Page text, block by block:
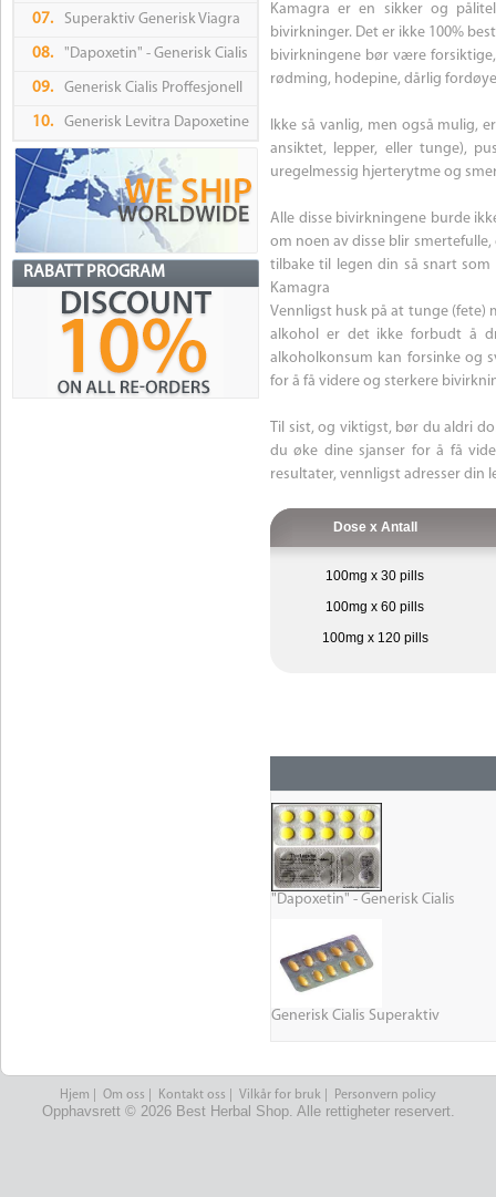
07. Superaktiv Generisk Viagra
08. "Dapoxetin" - Generisk Cialis
09. Generisk Cialis Proffesjonell
10. Generisk Levitra Dapoxetine
RABATT PROGRAM
Kamagra er en sikker og
bivirkninger. Det er ikke 100%
bivirkningene bør være
rødming, hodepine, dårlig
Ikke så vanlig, men også mulig,
ansiktet, lepper, eller tunge),
uregelmessig hjerterytme og
Alle disse bivirkningene burde
om noen av disse blir
tilbake til legen din så snart
Kamagra
Vennligst husk på at tunge (fete)
alkohol er det ikke forbudt å
alkoholkonsum kan forsinke og
for å få videre og sterkere
Til sist, og viktigst, bør du aldri
du øke dine sjanser for å få
resultater, vennligst adresser din
Dose x Antall
100mg x 30 pills
100mg x 60 pills
100mg x 120 pills
"Dapoxetin" - Generisk Cialis
Generisk Cialis Superaktiv
Hjem Om oss Kontakt oss Vilkår for bruk Personvern policy
Opphavsrett © 2026 Best Herbal Shop. Alle rettigheter reservert.